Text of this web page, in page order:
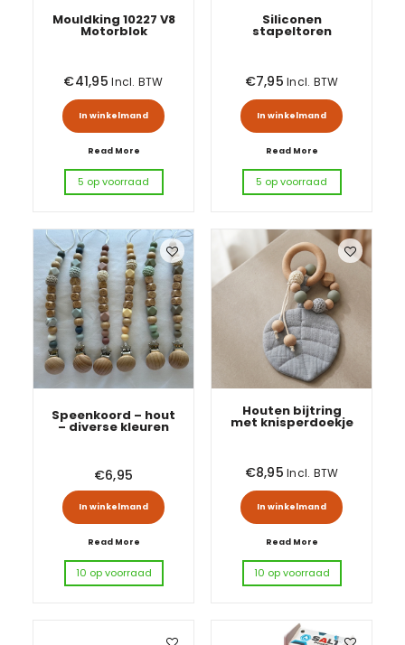
Mouldking 10227 V8
Motorblok
€41,95 Incl. BTW
In winkelmand
Read More
5 op voorraad
Siliconen
stapeltoren
€7,95 Incl. BTW
In winkelmand
Read More
5 op voorraad
Speenkoord – hout
– diverse kleuren
€6,95
In winkelmand Dit product heeft meerdere
Read More
10 op voorraad
Houten bijtring
met knisperdoekje
€8,95 Incl. BTW
In winkelmand
Read More
10 op voorraad